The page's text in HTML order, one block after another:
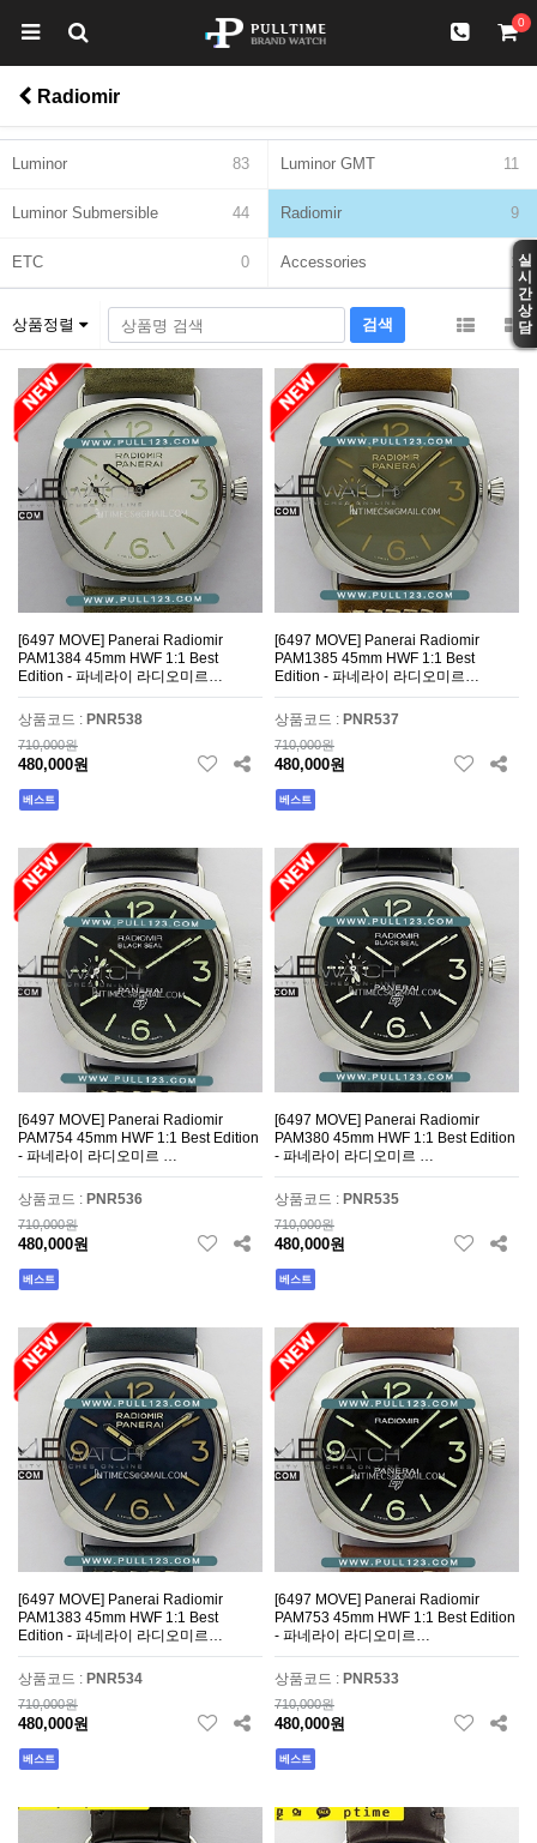
실
시
간
상
담
0
Radiomir
Luminor 83 Luminor GMT 11
Luminor Submersible 44 Radiomir 9
ETC 0 Accessories 1
상품정렬
[6497 MOVE] Panerai Radiomir
PAM1384 45mm HWF 1:1 Best
Edition - 파네라이 라디오미르…
상품코드 : PNR538
710,000원
480,000원
베스트
[6497 MOVE] Panerai Radiomir
PAM1385 45mm HWF 1:1 Best
Edition - 파네라이 라디오미르…
상품코드 : PNR537
710,000원
480,000원
베스트
[6497 MOVE] Panerai Radiomir
PAM754 45mm HWF 1:1 Best Edition
- 파네라이 라디오미르 …
상품코드 : PNR536
710,000원
480,000원
베스트
[6497 MOVE] Panerai Radiomir
PAM380 45mm HWF 1:1 Best Edition
- 파네라이 라디오미르 …
상품코드 : PNR535
710,000원
480,000원
베스트
[6497 MOVE] Panerai Radiomir
PAM1383 45mm HWF 1:1 Best
Edition - 파네라이 라디오미르…
상품코드 : PNR534
710,000원
480,000원
베스트
[6497 MOVE] Panerai Radiomir
PAM753 45mm HWF 1:1 Best Edition
- 파네라이 라디오미르…
상품코드 : PNR533
710,000원
480,000원
베스트